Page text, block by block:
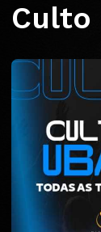
Culto